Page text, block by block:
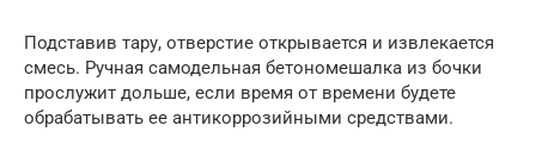
Подставив тару, отверстие открывается и извлекается
смесь. Ручная самодельная бетономешалка из бочки
прослужит дольше, если время от времени будете
обрабатывать ее антикоррозийными средствами.